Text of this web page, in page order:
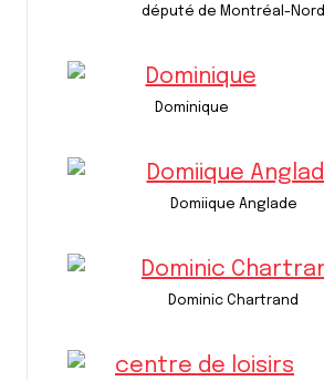
député de Montréal-Nord
Dominique
Domiique Anglade
Dominic Chartrand